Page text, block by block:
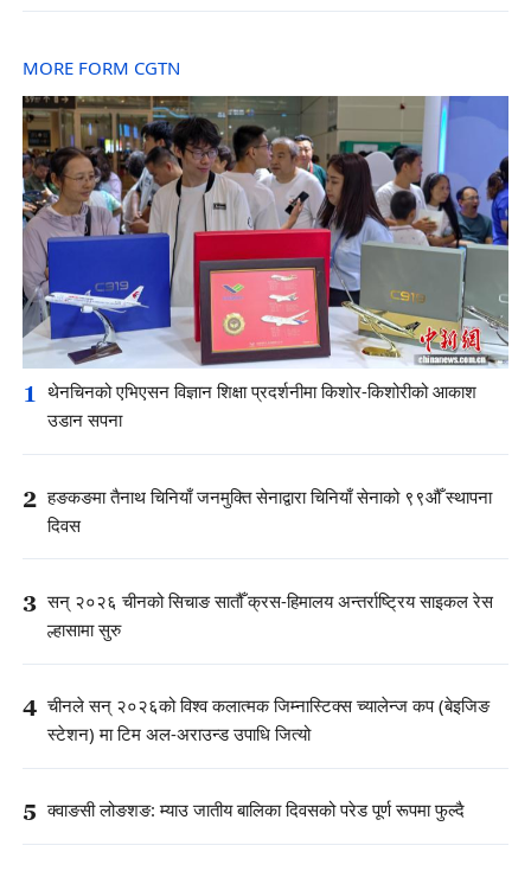
MORE FORM CGTN
1 थेनचिनको एभिएसन विज्ञान शिक्षा प्रदर्शनीमा किशोर-किशोरीको आकाश
उडान सपना
2 हङकङमा तैनाथ चिनियाँ जनमुक्ति सेनाद्वारा चिनियाँ सेनाको ९९औँ स्थापना
दिवस
3 सन् २०२६ चीनको सिचाङ सातौँ क्रस-हिमालय अन्तर्राष्ट्रिय साइकल रेस
ल्हासामा सुरु
4 चीनले सन् २०२६को विश्व कलात्मक जिम्नास्टिक्स च्यालेन्ज कप (बेइजिङ
स्टेशन) मा टिम अल-अराउन्ड उपाधि जित्यो
5 क्वाङसी लोङशङ: म्याउ जातीय बालिका दिवसको परेड पूर्ण रूपमा फुल्दै